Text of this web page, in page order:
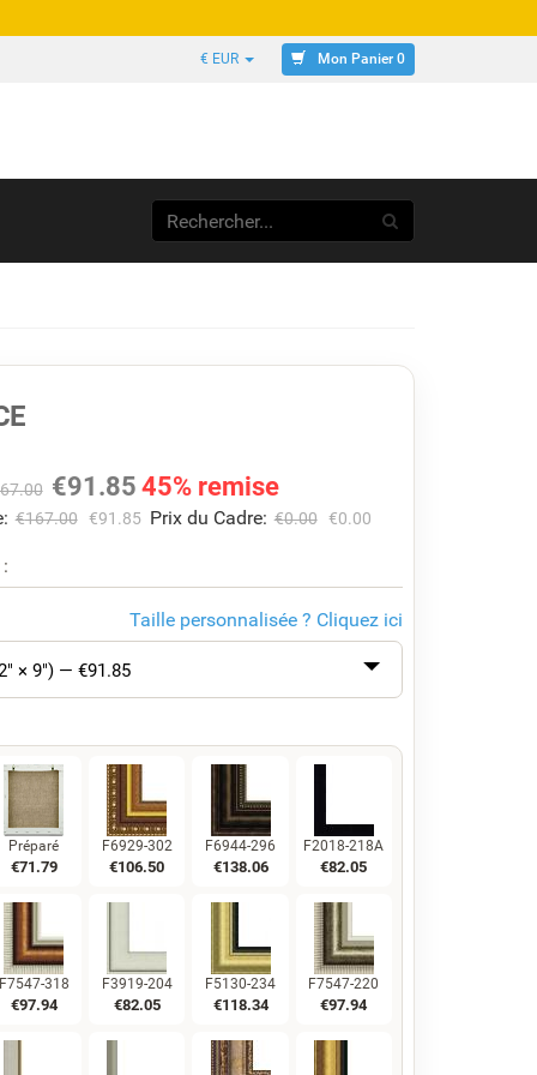
€ EUR Mon Panier 0
€91.85 45% remise
€167.00 €91.85 Prix du Cadre: €0.00 €0.00
Taille personnalisée ? Cliquez ici
× 9") — €91.85
Préparé
€71.79
F6929-302
€106.50
F6944-296
€138.06
F2018-218A
€82.05
F7547-318
€97.94
F3919-204
€82.05
F5130-234
€118.34
F7547-220
€97.94